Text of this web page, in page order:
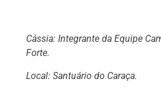
Cássia: Integrante da Equipe
Forte.
Local: Santuário do Caraça.